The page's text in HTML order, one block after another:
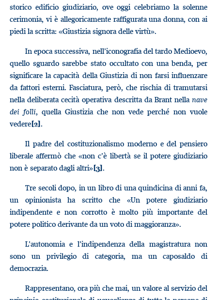
storico edificio giudiziario, ove oggi celebriamo la solenne
cerimonia, vi è allegoricamente raffigurata una donna, con ai
piedi la scritta: «Giustizia signora delle virtù».
In epoca successiva, nell’iconografia del tardo Medioevo,
quello sguardo sarebbe stato occultato con una benda, per
significare la capacità della Giustizia di non farsi influenzare
da fattori esterni. Fasciatura, però, che rischia di tramutarsi
nella deliberata cecità operativa descritta da Brant nella nave
dei folli, quella Giustizia che non vede perché non vuole
vedere[2].
Il padre del costituzionalismo moderno e del pensiero
liberale affermò che «non c’è libertà se il potere giudiziario
non è separato dagli altri»[3].
Tre secoli dopo, in un libro di una quindicina di anni fa,
un opinionista ha scritto che «Un potere giudiziario
indipendente e non corrotto è molto più importante del
potere politico derivante da un voto di maggioranza».
L’autonomia e l’indipendenza della magistratura non
sono un privilegio di categoria, ma un caposaldo di
democrazia.
Rappresentano, ora più che mai, un valore al servizio del